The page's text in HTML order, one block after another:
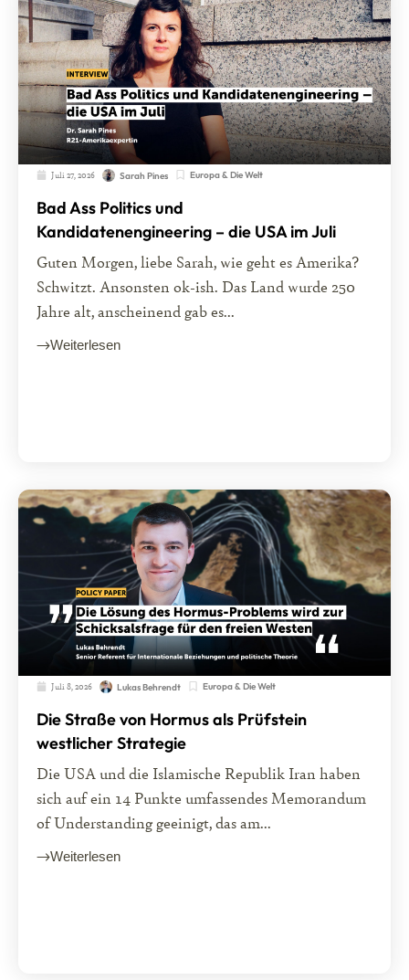
Juli 27, 2026 Sarah Pines Europa & Die Welt
Bad Ass Politics und
Kandidatenengineering – die USA im Juli
Guten Morgen, liebe Sarah, wie geht es Amerika?
Schwitzt. Ansonsten ok-ish. Das Land wurde 250
Jahre alt, anscheinend gab es...
Weiterlesen
Juli 8, 2026 Lukas Behrendt Europa & Die Welt
Die Straße von Hormus als Prüfstein
westlicher Strategie
Die USA und die Islamische Republik Iran haben
sich auf ein 14 Punkte umfassendes Memorandum
of Understanding geeinigt, das am...
Weiterlesen